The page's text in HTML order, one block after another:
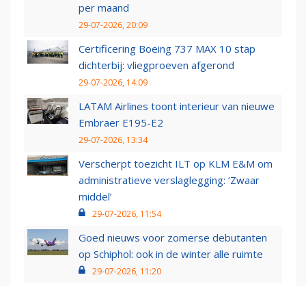
per maand
29-07-2026, 20:09
Certificering Boeing 737 MAX 10 stap
dichterbij: vliegproeven afgerond
29-07-2026, 14:09
LATAM Airlines toont interieur van nieuwe
Embraer E195-E2
29-07-2026, 13:34
Verscherpt toezicht ILT op KLM E&M om
administratieve verslaglegging: ‘Zwaar
middel’
29-07-2026, 11:54
Goed nieuws voor zomerse debutanten
op Schiphol: ook in de winter alle ruimte
29-07-2026, 11:20